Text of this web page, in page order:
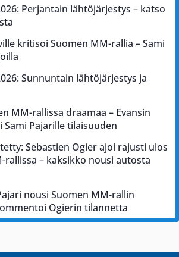
Perjantain lähtöjärjestys – katso
kritisoi Suomen MM-rallia – Sami
Sunnuntain lähtöjärjestys ja
MM-rallissa draamaa – Evansin
Sami Pajarille tilaisuuden
Sebastien Ogier ajoi rajusti ulos
rallissa – kaksikko nousi autosta
nousi Suomen MM-rallin
Ogierin tilannetta